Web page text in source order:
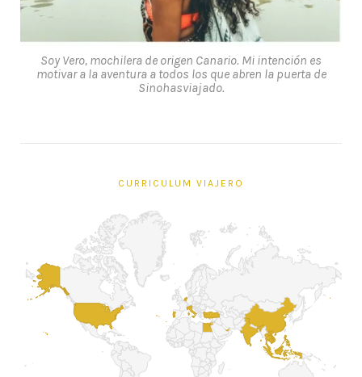
Soy Vero, mochilera de origen Canario. Mi intención es
motivar a la aventura a todos los que abren la puerta de
Sinohasviajado.
CURRICULUM VIAJERO